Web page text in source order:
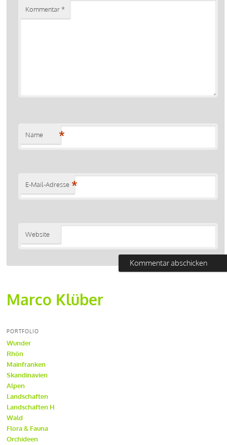
Kommentar*
Name *
E-Mail-Adresse *
Website
Marco Klüber
PORTFOLIO
Wunder
Rhön
Mainfranken
Skandinavien
Alpen
Landschaften
Landschaften H
Wald
Flora & Fauna
Orchideen